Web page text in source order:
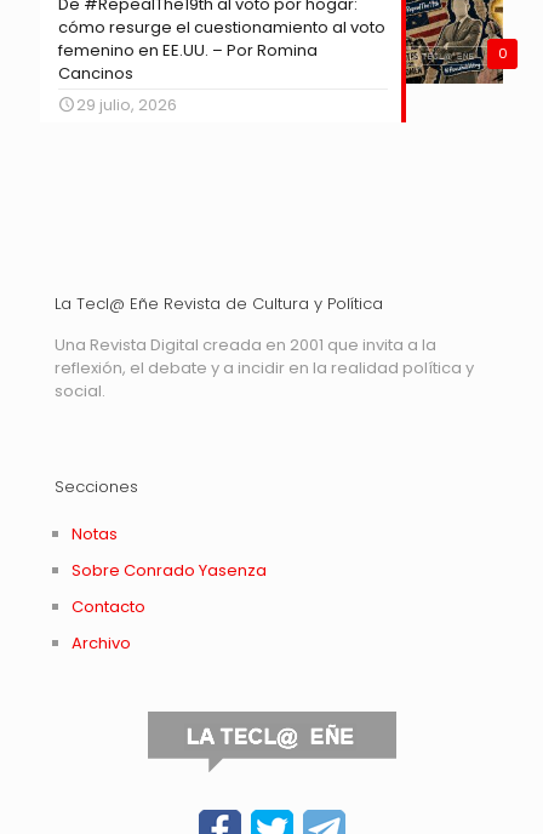
0
cómo resurge el cuestionamiento al voto
femenino en EE.UU. – Por Romina
Cancinos
29 julio, 2026
La Tecl@ Eñe Revista de Cultura y Política
Una Revista Digital creada en 2001 que invita a la
reflexión, el debate y a incidir en la realidad política y
social.
Secciones
Notas
Sobre Conrado Yasenza
Contacto
Archivo